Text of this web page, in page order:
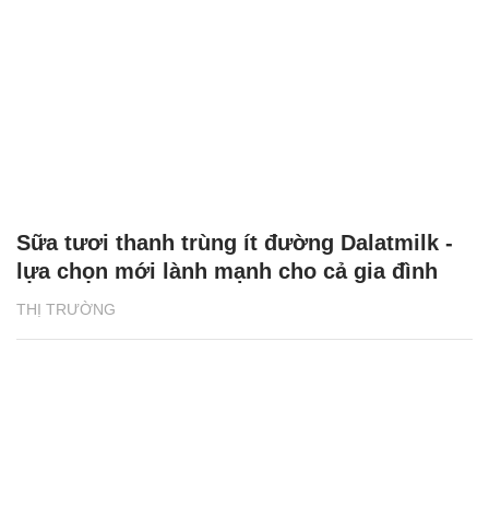
THỊ TRƯỜNG
Sữa tươi thanh trùng ít đường Dalatmilk -
lựa chọn mới lành mạnh cho cả gia đình